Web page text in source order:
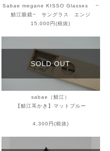
Sabae megane KISSO Glasses ~
鯖江眼鏡~ サングラス エンジ
15,000円(税抜)
SOLD OUT
sabae（鯖江）
【鯖江耳かき】マットブルー
4,300円(税抜)